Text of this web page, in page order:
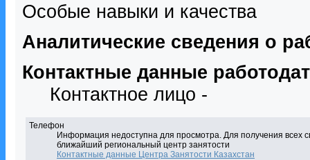
Особые навыки и качества
Аналитические сведения о
Контактные данные
Контактное лицо -
Телефон
Информация недоступна для просмотра. Для получения всех
ближайший региональный центр занятости
Контактные данные Центра Занятости Казахстан